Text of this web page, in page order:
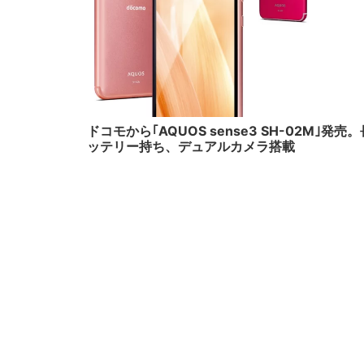
ドコモから｢AQUOS sense3 SH-02M｣発売。
ッテリー持ち、デュアルカメラ搭載